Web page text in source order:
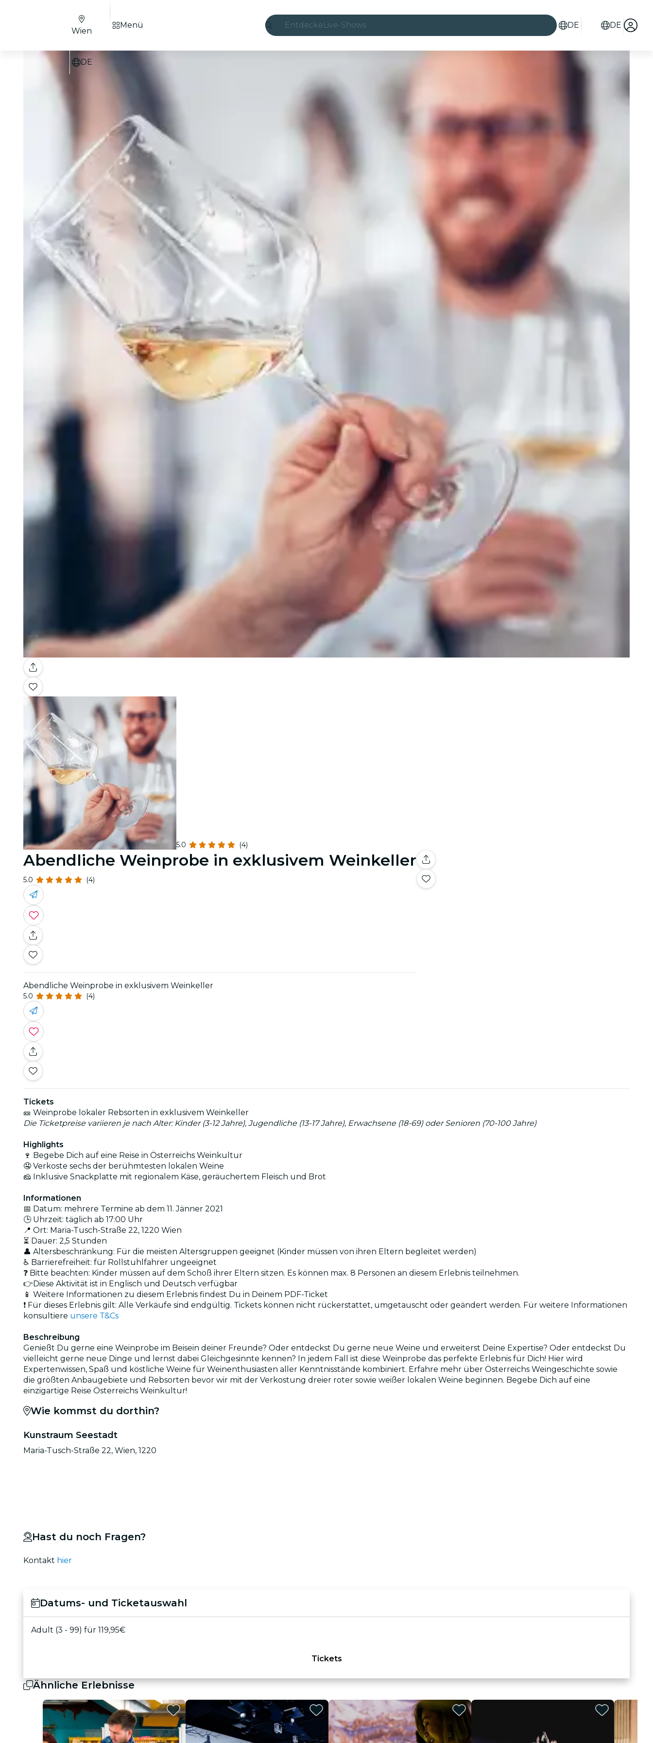
EntdeckeLive-Shows
London
São Paulo
DE DE
Wien
DE
Menü
5.0 (4)
Abendliche Weinprobe in exklusivem Weinkeller
5.0 (4)
Abendliche Weinprobe in exklusivem Weinkeller
5.0 (4)
Tickets
🎫 Weinprobe lokaler Rebsorten in exklusivem Weinkeller
Die Ticketpreise variieren je nach Alter: Kinder (3-12 Jahre), Jugendliche (13-17 Jahre), Erwachsene (18-69) oder Senioren (70-100 Jahre)
Highlights
🍷 Begebe Dich auf eine Reise in Österreichs Weinkultur
🤤 Verkoste sechs der berühmtesten lokalen Weine
🧀 Inklusive Snackplatte mit regionalem Käse, geräuchertem Fleisch und Brot
Informationen
📅 Datum: mehrere Termine ab dem 11. Jänner 2021
🕒 Uhrzeit: täglich ab 17:00 Uhr
📍 Ort: Maria-Tusch-Straße 22, 1220 Wien
⏳ Dauer: 2,5 Stunden
👤 Altersbeschränkung: Für die meisten Altersgruppen geeignet (Kinder müssen von ihren Eltern begleitet werden)
♿ Barrierefreiheit: für Rollstuhlfahrer ungeeignet
❓ Bitte beachten: Kinder müssen auf dem Schoß ihrer Eltern sitzen. Es können max. 8 Personen an diesem Erlebnis teilnehmen.
👉Diese Aktivität ist in Englisch und Deutsch verfügbar
📱 Weitere Informationen zu diesem Erlebnis findest Du in Deinem PDF-Ticket
❗ Für dieses Erlebnis gilt: Alle Verkäufe sind endgültig. Tickets können nicht rückerstattet, umgetauscht oder geändert werden. Für weitere Informationen
konsultiere unsere T&Cs
Beschreibung
Genießt Du gerne eine Weinprobe im Beisein deiner Freunde? Oder entdeckst Du gerne neue Weine und erweiterst Deine Expertise? Oder entdeckst Du
vielleicht gerne neue Dinge und lernst dabei Gleichgesinnte kennen? In jedem Fall ist diese Weinprobe das perfekte Erlebnis für Dich! Hier wird
Expertenwissen, Spaß und köstliche Weine für Weinenthusiasten aller Kenntnisstände kombiniert. Erfahre mehr über Österreichs Weingeschichte sowie
die größten Anbaugebiete und Rebsorten bevor wir mit der Verkostung dreier roter sowie weißer lokalen Weine beginnen. Begebe Dich auf eine
einzigartige Reise Österreichs Weinkultur!
Wie kommst du dorthin?
Kunstraum Seestadt
Maria-Tusch-Straße 22, Wien, 1220
Hast du noch Fragen?
Kontakt hier
Datums- und Ticketauswahl
Adult (3 - 99) für 119,95€
Tickets
Ähnliche Erlebnisse